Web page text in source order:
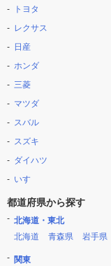
トヨタ
レクサス
日産
ホンダ
三菱
マツダ
スバル
スズキ
ダイハツ
いすゞ
都道府県から探す
北海道・東北
北海道
青森県 岩手県
関東